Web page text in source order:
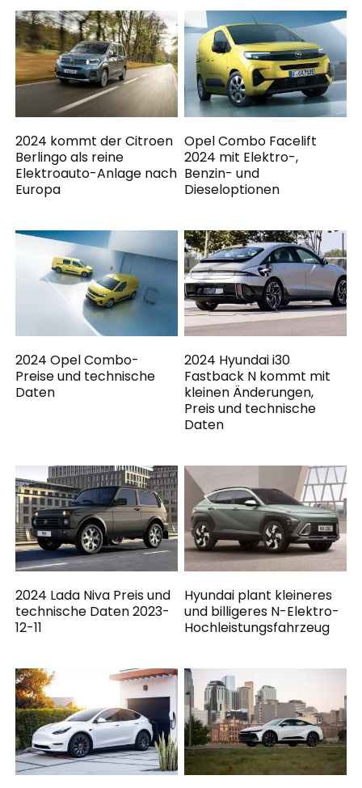
2024 kommt der Citroen
Berlingo als reine
Elektroauto-Anlage nach
Europa
Opel Combo Facelift
2024 mit Elektro-,
Benzin- und
Dieseloptionen
2024 Opel Combo-
Preise und technische
Daten
2024 Hyundai i30
Fastback N kommt mit
kleinen Änderungen,
Preis und technische
Daten
2024 Lada Niva Preis und
technische Daten 2023-
12-11
Hyundai plant kleineres
und billigeres N-Elektro-
Hochleistungsfahrzeug